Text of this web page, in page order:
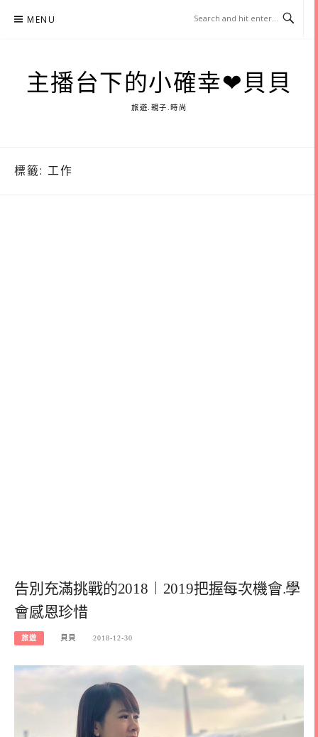
MENU
主播台下的小確幸❤貝貝
旅遊.親子.時尚
標籤: 工作
告別充滿挑戰的2018︱2019把握每次機會.學
會感恩珍惜
旅遊 貝貝 2018-12-30